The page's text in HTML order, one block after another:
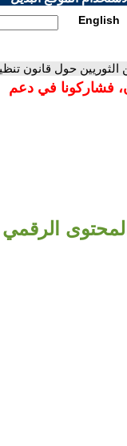
English
الثوريين حول قانون
فشاركونا في دعم
الرقمي